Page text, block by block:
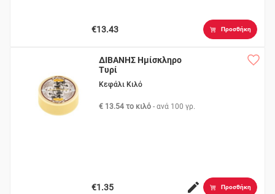
€13.43 Προσθήκη
ΔΙΒΑΝΗΣ Ημίσκληρο
Τυρί
Κεφάλι Κιλό
€ 13.54 το κιλό - ανά 100 γρ.
€1.35 Προσθήκη